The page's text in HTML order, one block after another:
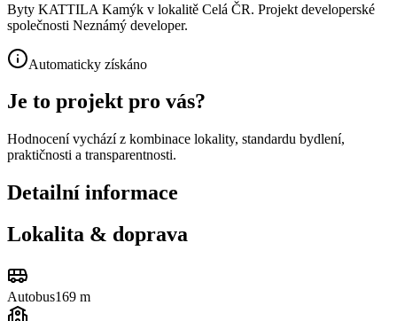
Byty KATTILA Kamýk v lokalitě Celá ČR. Projekt developerské
společnosti Neznámý developer.
Automaticky získáno
Je to projekt pro vás?
Hodnocení vychází z kombinace lokality, standardu bydlení,
praktičnosti a transparentnosti.
Detailní informace
Lokalita & doprava
Autobus169 m